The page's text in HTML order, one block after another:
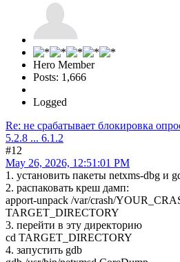
Hero Member
Posts: 1,666
Logged
Re: не срабатывает блокировка
5.2.8 ... 6.1.2
#12
May 26, 2026, 12:51:01 PM
1. установить пакеты netxms-dbg и
2. распаковать креш дамп:
apport-unpack /var/crash/
TARGET_DIRECTORY
3. перейти в эту директорию
cd TARGET_DIRECTORY
4. запустить gdb